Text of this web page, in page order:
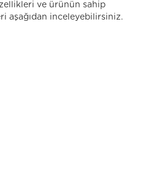
ve ürünün sahip
aşağıdan inceleyebilirsiniz.